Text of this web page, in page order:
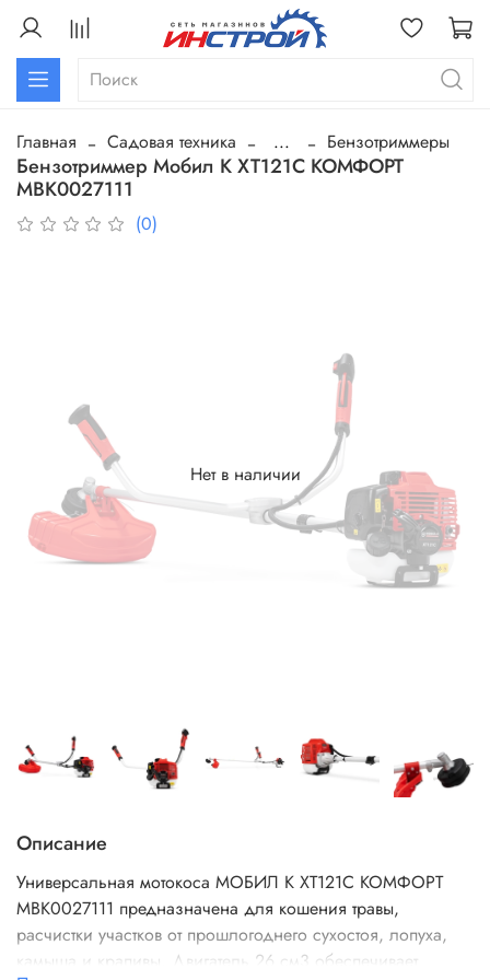
Главная Садовая техника ... Бензотриммеры
Бензотриммер Мобил К XT121C КОМФОРТ
МВК0027111
(0)
Нет в наличии
Описание
Универсальная мотокоса МОБИЛ К XT121С КОМФОРТ
MBK0027111 предназначена для кошения травы,
расчистки участков от прошлогоднего сухостоя, лопуха,
камыша и крапивы. Двигатель 26 см3 обеспечивает